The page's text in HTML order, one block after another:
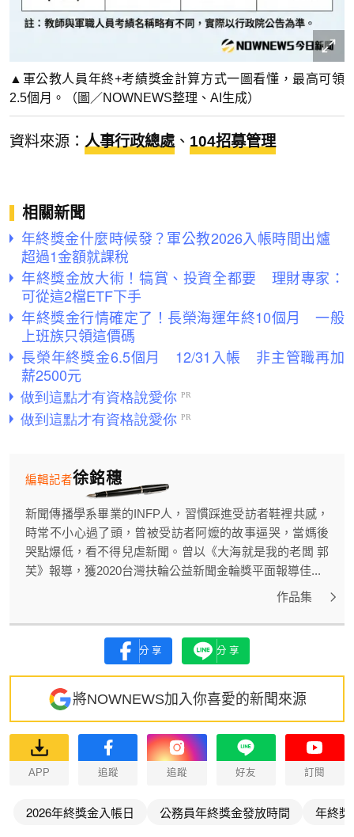
▲軍公教人員年終+考績獎金計算方式一圖看懂，最高可領
2.5個月。（圖／NOWNEWS整理、AI生成）
資料來源： 人事行政總處、 104招募管理
相關新聞
年終獎金什麼時候發？軍公教2026入帳時間出爐
超過1金額就課稅
年終獎金放大術！犒賞、投資全都要 理財專家：
可從這2檔ETF下手
年終獎金行情確定了！長榮海運年終10個月 一般
上班族只領這價碼
長榮年終獎金6.5個月 12/31入帳 非主管職再加
薪2500元
徐銘穗
編輯記者
新聞傳播學系畢業的INFP人，習慣踩進受訪者鞋裡共感，
時常不小心過了頭，曾被受訪者阿嬤的故事逼哭，當媽後
哭點爆低，看不得兒虐新聞。曾以《大海就是我的老闆 郭
芙》報導，獲2020台灣扶輪公益新聞金輪獎平面報導佳...
作品集
分享 分享
將NOWNEWS加入你喜愛的新聞來源
APP 追蹤 追蹤 好友 訂閱
2026年終獎金入帳日 公務員年終獎金發放時間 年終